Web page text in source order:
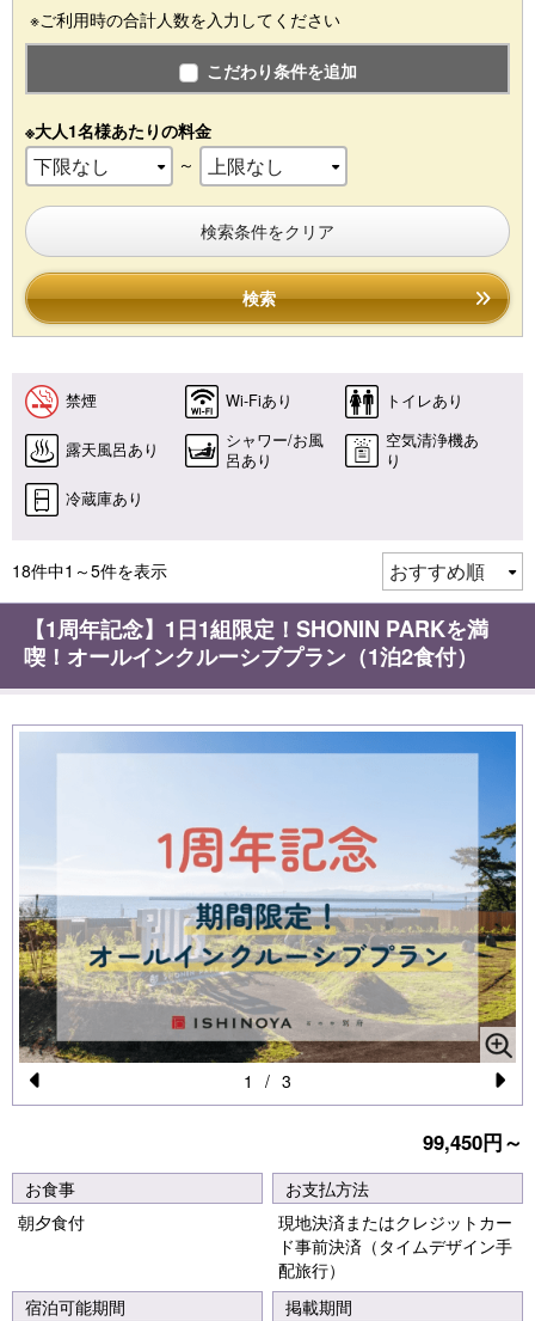
※ご利用時の合計人数を入力してください
こだわり条件を追加
※大人1名様あたりの料金
～
検索条件をクリア
検索
禁煙 Wi-Fiあり トイレあり
露天風呂あり
シャワー/お風
呂あり
空気清浄機あ
り
冷蔵庫あり
18件中1～5件を表示
【1周年記念】1日1組限定！SHONIN PARKを満
喫！オールインクルーシブプラン（1泊2食付）
Pr
vi
o
s
N
e
xt
1 / 3
99,450円～
お食事
朝夕食付
お支払方法
現地決済またはクレジットカー
ド事前決済（タイムデザイン手
配旅行）
宿泊可能期間
掲載期間